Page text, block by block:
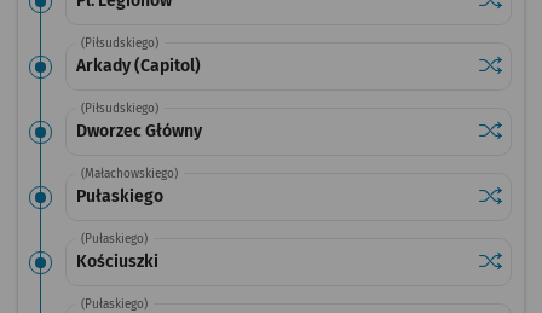
(Piłsudskiego)
Arkady (Capitol)
(Piłsudskiego)
Dworzec Główny
(Małachowskiego)
Pułaskiego
(Pułaskiego)
Kościuszki
(Pułaskiego)